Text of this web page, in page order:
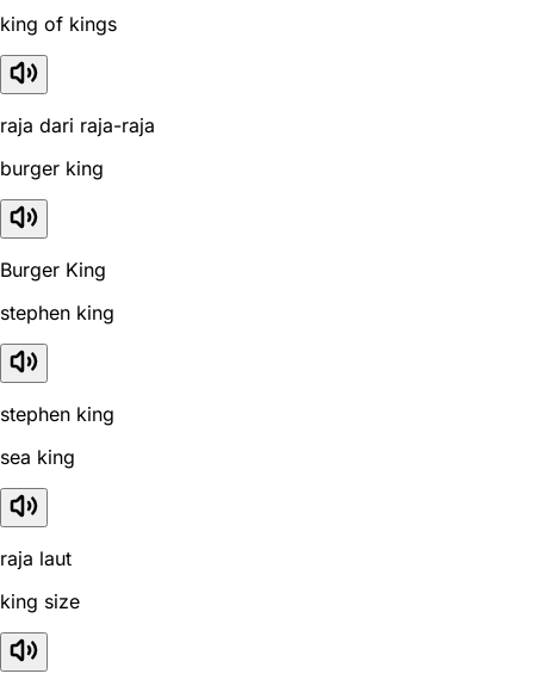
king of kings
raja dari raja-raja
burger king
Burger King
stephen king
stephen king
sea king
raja laut
king size